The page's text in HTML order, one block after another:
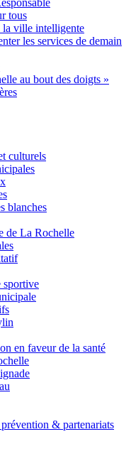
tous
la ville intelligente
les services de demain
au bout des doigts »
culturels
blanches
de La Rochelle
sportive
en faveur de la santé
& partenariats